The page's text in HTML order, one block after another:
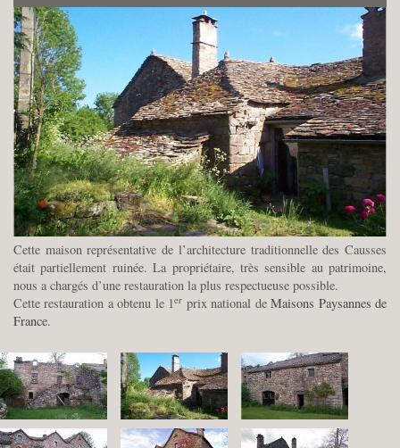
Cette maison représentative de l’architecture traditionnelle des Causses
était partiellement ruinée. La propriétaire, très sensible au patrimoine,
nous a chargés d’une restauration la plus respectueuse possible.
Cette restauration a obtenu le 1er prix national deMaisons Paysannes de
France.